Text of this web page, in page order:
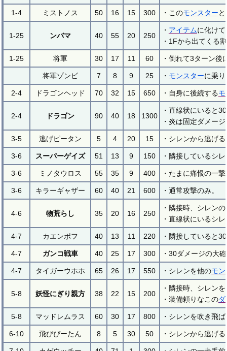
1-4 ミストノス 50 16 15 300 ・このモンスター
1-25 ンバマ 40 55 20 250
・ アイテムに化け
・1Fから出てくる
1-25 将軍 30 17 11 60 ・倒れて3ターン後
将軍ゾンビ 7 8 9 25 ・ モンスターに乗
2-4 ドラゴンヘッド 70 32 15 650 ・自身に後続する
2-4 ドラゴン 90 40 18 1300
・直線状にいると
・炎は固定ダメー
3-5 逃げピータン 5 4 20 15 ・シレンから逃げ
3-6 スーパーゲイズ 51 13 9 150 ・隣接しているシ
3-6 ミノタウロス 55 35 9 400 ・たまに痛恨の一
3-6 キラーギャザー 60 40 21 600 ・通常攻撃のみ。
4-6 物荒らし 35 20 16 250
・隣接時、シレンの
・直線状にいるシ
4-7 カエンポフ 40 13 11 220 ・隣接していると
4-7 ガンコ戦車 40 25 17 300 ・30ダメージの大
4-7 タイガーウホホ 65 26 17 550 ・シレンを他のモン
5-8 妖怪にぎり親方 38 22 15 200
・隣接時、シレン
・装備頼りなこのダ
5-8 マッドレムラス 60 30 17 800 ・シレンを吹き飛
6-10 飛びぴーたん 8 5 30 50 ・シレンから逃げ